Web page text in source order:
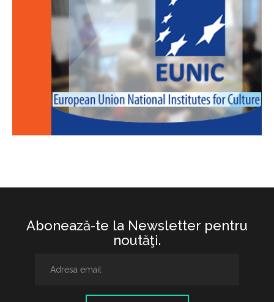
Abonează-te la Newsletter pentru
noutăţi.